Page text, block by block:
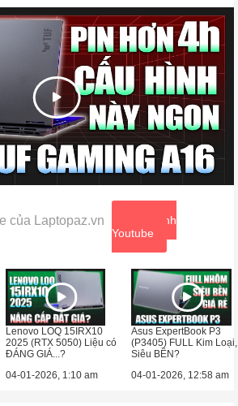
của Laptopaz.vn
Xem kênh
Youtube
Lenovo LOQ 15IRX10
2025 (RTX 5050) Liệu có
ĐÁNG GIÁ...?
04-01-2026, 1:10 am
Asus ExpertBook P3
(P3405) FULL Kim Loại,
Siêu BỀN?
04-01-2026, 12:58 am